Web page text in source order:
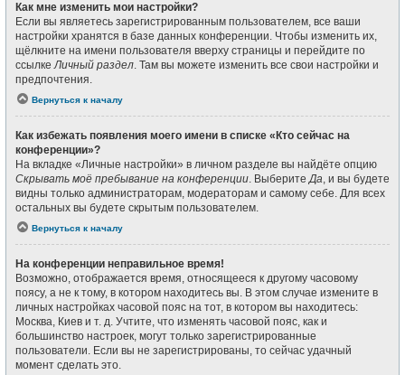
Как мне изменить мои настройки?
Если вы являетесь зарегистрированным пользователем, все ваши
настройки хранятся в базе данных конференции. Чтобы изменить их,
щёлкните на имени пользователя вверху страницы и перейдите по
ссылкеЛичный раздел. Там вы можете изменить все свои настройки и
предпочтения.
Вернуться к началу
Как избежать появления моего имени в списке «Кто сейчас на
конференции»?
На вкладке «Личные настройки» в личном разделе вы найдёте опцию
Скрывать моё пребывание на конференции. ВыберитеДа, и вы будете
видны только администраторам, модераторам и самому себе. Для всех
остальных вы будете скрытым пользователем.
Вернуться к началу
На конференции неправильное время!
Возможно, отображается время, относящееся к другому часовому
поясу, а не к тому, в котором находитесь вы. В этом случае измените в
личных настройках часовой пояс на тот, в котором вы находитесь:
Москва, Киев и т. д. Учтите, что изменять часовой пояс, как и
большинство настроек, могут только зарегистрированные
пользователи. Если вы не зарегистрированы, то сейчас удачный
момент сделать это.